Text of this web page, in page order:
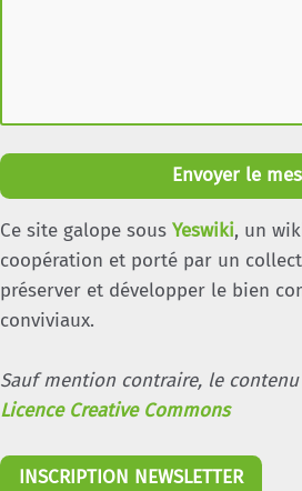
Envoyer le
Ce site galope sous Yeswiki, un
coopération et porté par un
préserver et développer le bien
conviviaux.
Sauf mention contraire, le
Licence Creative Commons
INSCRIPTION NEWSLETTER